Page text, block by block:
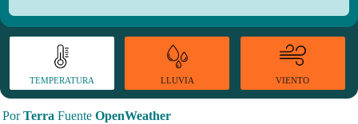
TEMPERATURA LLUVIA VIENTO
PorTerra Fuente OpenWeather